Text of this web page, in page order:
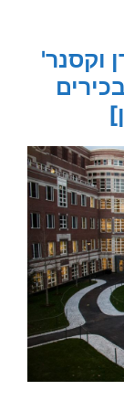
וקסנר'